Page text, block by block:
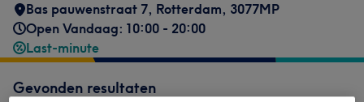
Bas pauwenstraat 7, Rotterdam, 3077MP
Open Vandaag: 10:00 - 20:00
Last-minute
Gevonden resultaten